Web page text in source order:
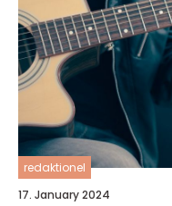
redaktionel
17. January 2024